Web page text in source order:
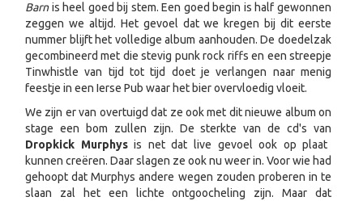
Barnis heel goed bij stem. Een goed begin is half gewonnen
zeggen we altijd. Het gevoel dat we kregen bij dit eerste
nummer blijft het volledige album aanhouden. De doedelzak
gecombineerd met die stevig punk rock riffs en een streepje
Tinwhistle van tijd tot tijd doet je verlangen naar menig
feestje in een Ierse Pub waar het bier overvloedig vloeit.
We zijn er van overtuigd dat ze ook met dit nieuwe album on
stage een bom zullen zijn. De sterkte van de cd's van
Dropkick Murphysis net dat live gevoel ook op plaat
kunnen creëren. Daar slagen ze ook nu weer in. Voor wie had
gehoopt dat Murphys andere wegen zouden proberen in te
slaan zal het een lichte ontgoocheling zijn. Maar dat